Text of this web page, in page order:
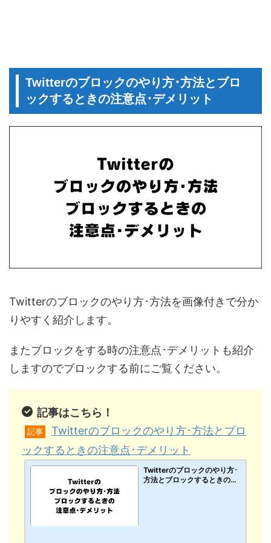
Twitterのブロックのやり方･方法とブロ
ックするときの注意点･デメリット
Twitterのブロックのやり方･方法を画像付きで分か
りやすく紹介します。
またブロックをする時の注意点･デメリットも紹介
しますのでブロックする前にご覧ください。
記事はこちら！
記事
Twitterのブロックのやり方･方法とブロ
ックするときの注意点･デメリット
Twitterのブロックのやり方･
方法とブロックするときの注